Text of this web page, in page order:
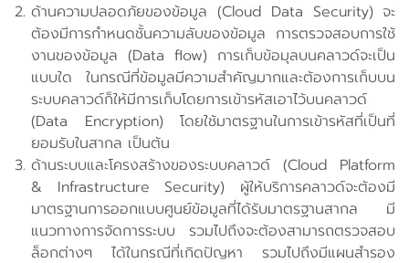
ด้านความปลอดภัยของข้อมูล (Cloud Data Security) จะ
ต้องมีการกำหนดชั้นความลับของข้อมูล การตรวจสอบการใช้
งานของข้อมูล (Data flow) การเก็บข้อมุลบนคลาวด์จะเป็น
แบบใด ในกรณีที่ข้อมูลมีความสำคัญมากและต้องการเก็บบน
ระบบคลาวด์ก็ให้มีการเก็บโดยการเข้ารหัสเอาไว้บนคลาวด์
(Data Encryption) โดยใช้มาตรฐานในการเข้ารหัสที่เป็นที่
ยอมรับในสากล เป็นต้น
ด้านระบบและโครงสร้างของระบบคลาวด์ (Cloud Platform
& Infrastructure Security) ผู้ให้บริการคลาวด์จะต้องมี
มาตรฐานการออกแบบศูนย์ข้อมูลที่ได้รับมาตรฐานสากล มี
แนวทางการจัดการระบบ รวมไปถึงจะต้องสามารถตรวจสอบ
ล็อกต่างๆ ได้ในกรณีที่เกิดปัญหา รวมไปถึงมีแผนสำรอง